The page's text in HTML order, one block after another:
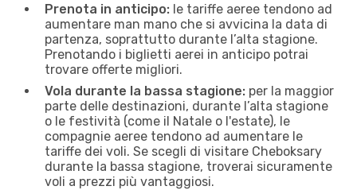
Prenota in anticipo: le tariffe aeree tendono ad
aumentare man mano che si avvicina la data di
partenza, soprattutto durante l’alta stagione.
Prenotando i biglietti aerei in anticipo potrai
trovare offerte migliori.
Vola durante la bassa stagione: per la maggior
parte delle destinazioni, durante l’alta stagione
o le festività (come il Natale o l'estate), le
compagnie aeree tendono ad aumentare le
tariffe dei voli. Se scegli di visitare Cheboksary
durante la bassa stagione, troverai sicuramente
voli a prezzi più vantaggiosi.